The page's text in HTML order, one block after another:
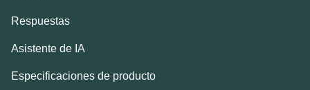
Respuestas
Asistente de IA
Especificaciones de producto